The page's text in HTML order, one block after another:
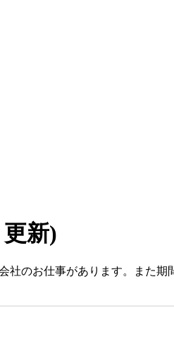
更新)
社のお仕事があります。また期